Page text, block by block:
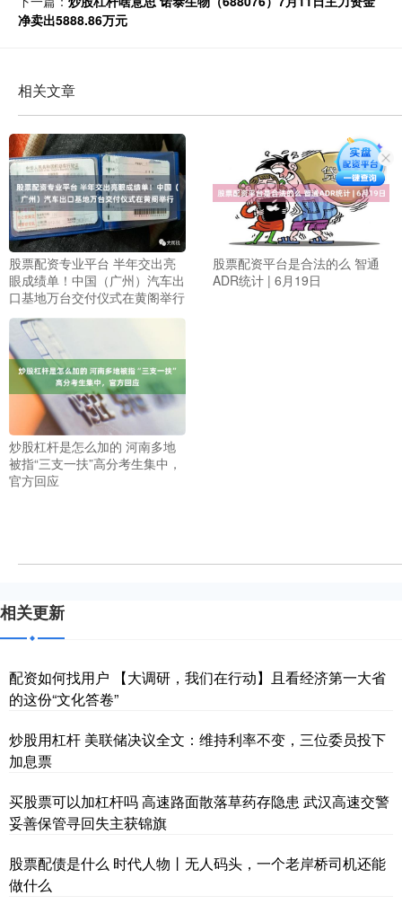
净卖出5888.86万元
相关文章
股票配资专业平台 半年交出亮
眼成绩单！中国（广州）汽车出
口基地万台交付仪式在黄阁举行
股票配资平台是合法的么 智通
ADR统计 | 6月19日
炒股杠杆是怎么加的 河南多地
被指“三支一扶”高分考生集中，
官方回应
相关更新
配资如何找用户 【大调研，我们在行动】且看经济第一大省
的这份“文化答卷”
炒股用杠杆 美联储决议全文：维持利率不变，三位委员投下
加息票
买股票可以加杠杆吗 高速路面散落草药存隐患 武汉高速交警
妥善保管寻回失主获锦旗
股票配债是什么 时代人物丨无人码头，一个老岸桥司机还能
做什么